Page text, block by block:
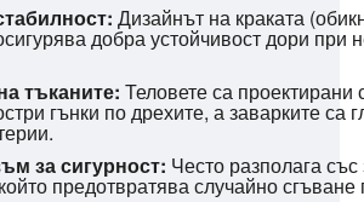
Дизайнът на краката
добра устойчивост дори
тъканите: Теловете са
гънки по дрехите, а заварките са
за сигурност: Често разполага
предотвратява случайно